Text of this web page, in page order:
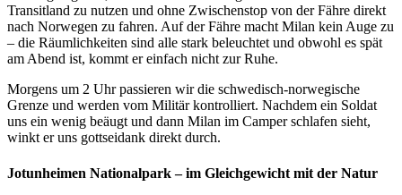
Transitland zu nutzen und ohne Zwischenstop von der Fähre direkt
nach Norwegen zu fahren. Auf der Fähre macht Milan kein Auge zu
– die Räumlichkeiten sind alle stark beleuchtet und obwohl es spät
am Abend ist, kommt er einfach nicht zur Ruhe.
Morgens um 2 Uhr passieren wir die schwedisch-norwegische
Grenze und werden vom Militär kontrolliert. Nachdem ein Soldat
uns ein wenig beäugt und dann Milan im Camper schlafen sieht,
winkt er uns gottseidank direkt durch.
Jotunheimen Nationalpark – im Gleichgewicht mit der Natur